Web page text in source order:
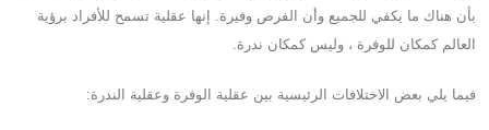
بأن هناك ما يكفي للجميع وأن الفرص وفيرة. إنها عقلية تسمح للأفراد برؤية
العالم كمكان للوفرة ، وليس كمكان ندرة.
فيما يلي بعض الاختلافات الرئيسية بين عقلية الوفرة وعقلية الندرة: